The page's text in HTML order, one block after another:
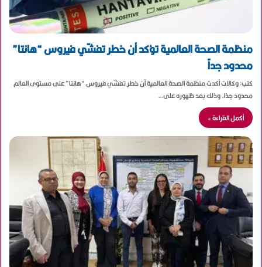
منظمة الصحة العالمية تؤكد أن خطر تفشّي فيروس “هانتا”
محدود جداً
كتب: وكالات أكدت منظمة الصحة العالمية أن خطر تفشّي فيروس “هانتا” على مستوى العالم
محدود جدًا، وذلك بعد ظهوره على…
أكمل القراءة »